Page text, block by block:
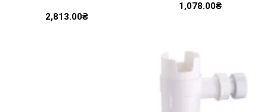
2,813.00₴
1,078.00₴